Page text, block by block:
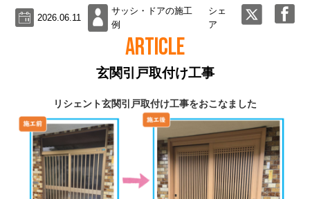
2026.06.11
サッシ・ドアの施工
例
シェ
ア
ARTICLE
玄関引戸取付け工事